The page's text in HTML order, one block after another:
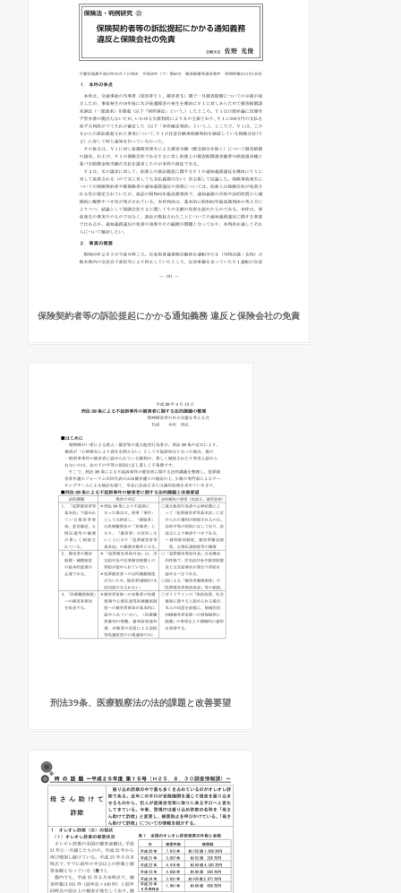
保険契約者等の訴訟提起にかかる通知義務 違反と保険会社の免責
刑法39条、医療観察法の法的課題と改善要望